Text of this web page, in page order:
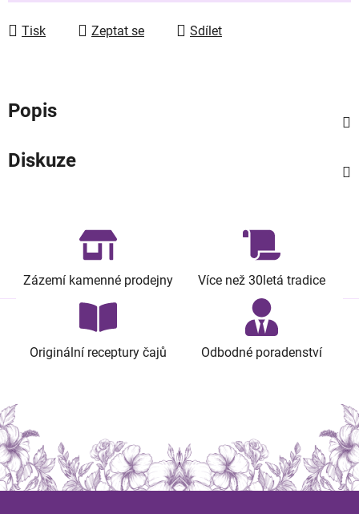
Tisk Zeptat se Sdílet
Popis
Diskuze
Zázemí kamenné prodejny Více než 30letá tradice
Originální receptury čajů Odbodné poradenství
Z